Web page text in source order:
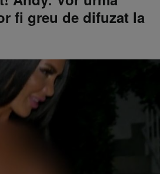
fi greu de difuzat la